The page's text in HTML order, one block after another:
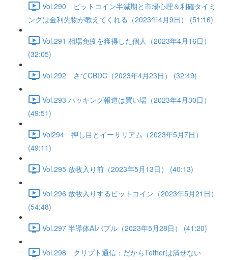
Vol.290 ビットコイン半減期と市場心理＆利確タイミ
ングは金利先物が教えてくれる（2023年4月9日） (51:16)
Vol.291 相場免疫を獲得した個人（2023年4月16日）
(32:05)
Vol.292 さてCBDC（2023年4月23日） (32:49)
Vol.293 ハッキング報道は買い場（2023年4月30日）
(49:51)
Vol294 押し目とイーサリアム（2023年5月7日）
(49:11)
Vol.295 放牧入り前（2023年5月13日） (40:13)
Vol.296 放牧入りするビットコイン（2023年5月21日）
(54:48)
Vol.297 半導体AIバブル（2023年5月28日） (41:20)
Vol.298 クリプト通信：だからTetherは潰せない